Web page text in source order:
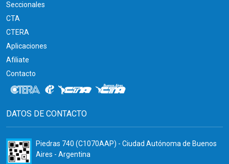
Seccionales
CTA
CTERA
Aplicaciones
Afiliate
Contacto
DATOS DE CONTACTO
Piedras 740 (C1070AAP) - Ciudad Autónoma de Buenos
Aires - Argentina